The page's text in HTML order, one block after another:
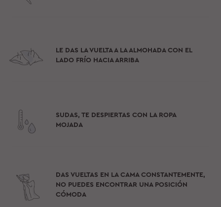
LE DAS LA VUELTA A LA ALMOHADA CON EL
LADO FRÍO HACIA ARRIBA
SUDAS, TE DESPIERTAS CON LA ROPA
MOJADA
DAS VUELTAS EN LA CAMA CONSTANTEMENTE,
NO PUEDES ENCONTRAR UNA POSICIÓN
CÓMODA